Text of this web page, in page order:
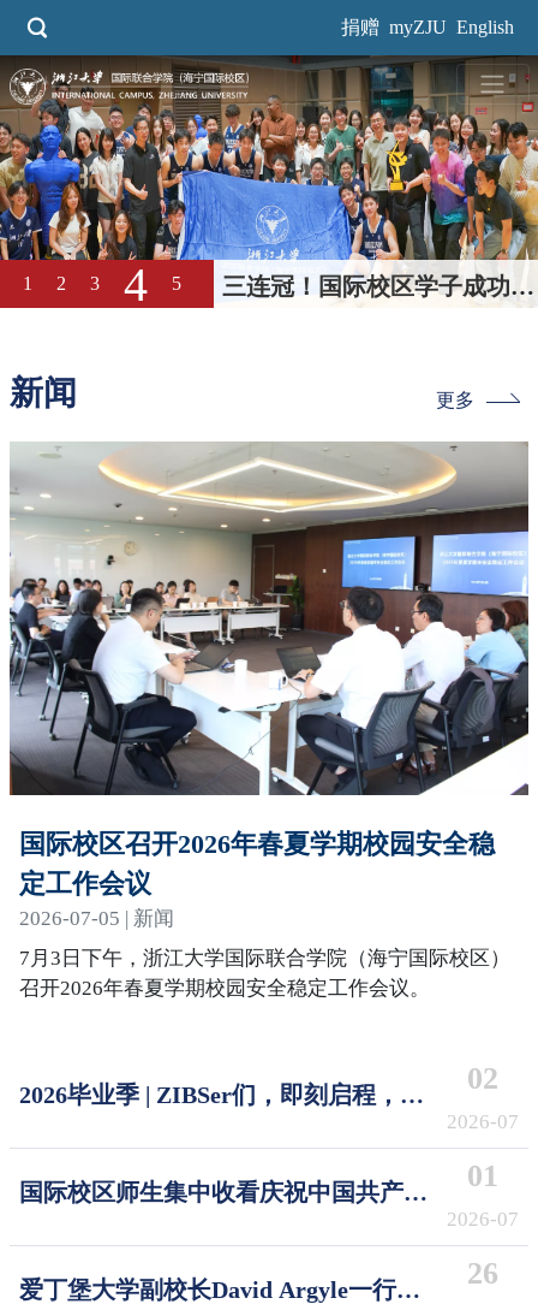
到
主
要
内
捐赠 myZJU English
梦想校园 伟大教育｜国际校
区2026年校园开放日回顾
1 2 3 4 5
新闻 更多
国际校区召开2026年春夏学期校园安全稳
定工作会议
2026-07-05 | 新闻
7月3日下午，浙江大学国际联合学院（海宁国际校区）
召开2026年春夏学期校园安全稳定工作会议。
2026毕业季 | ZIBSer们，即刻启程，破
02
2026-07
国际校区师生集中收看庆祝中国共产党
01
2026-07
爱丁堡大学副校长David Argyle一行访
26